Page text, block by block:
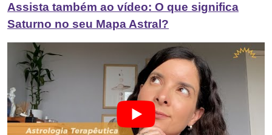
Assista também ao vídeo: O que significa
Saturno no seu Mapa Astral?